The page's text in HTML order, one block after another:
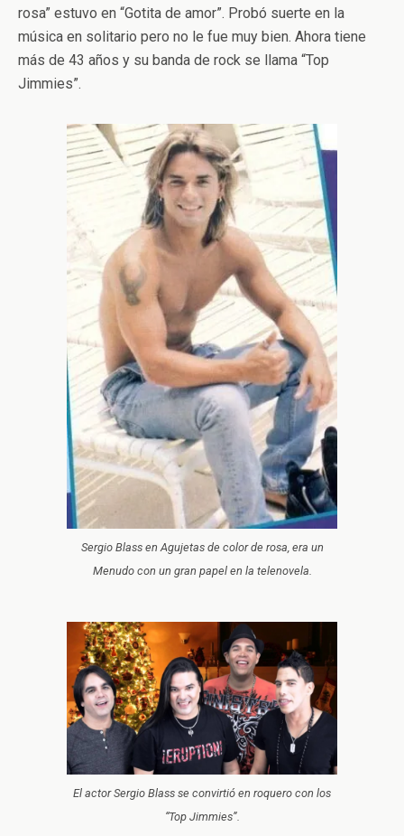
rosa” estuvo en “Gotita de amor”. Probó suerte en la
música en solitario pero no le fue muy bien. Ahora tiene
más de 43 años y su banda de rock se llama “Top
Jimmies”.
Sergio Blass en Agujetas de color de rosa, era un
Menudo con un gran papel en la telenovela.
El actor Sergio Blass se convirtió en roquero con los
“Top Jimmies”.